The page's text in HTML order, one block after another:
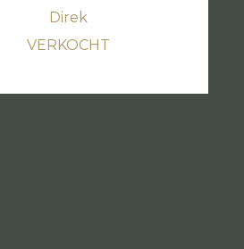
Direk
VERKOCHT